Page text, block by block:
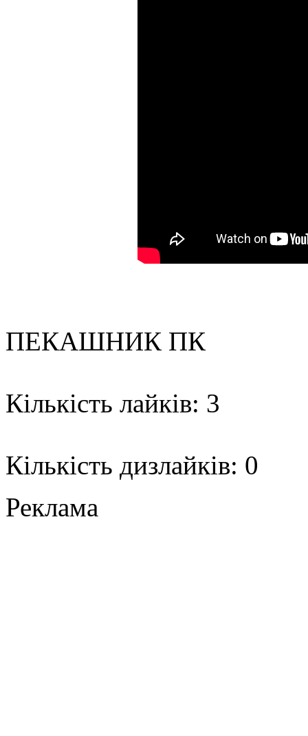
ПЕКАШНИК ПК
Кількість лайків: 3
Кількість дизлайків: 0
Реклама